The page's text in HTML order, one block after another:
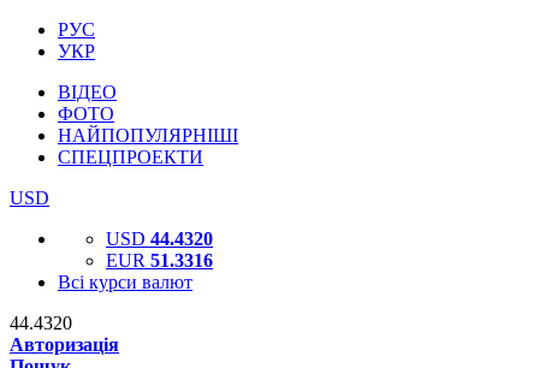
РУС
УКР
ВІДЕО
ФОТО
НАЙПОПУЛЯРНІШІ
СПЕЦПРОЕКТИ
USD
USD 44.4320
EUR 51.3316
Всі курси валют
44.4320
Авторизація